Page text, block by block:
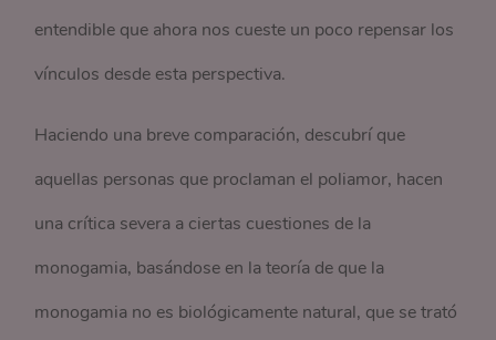
entendible que ahora nos cueste un poco repensar los
vínculos desde esta perspectiva.
Haciendo una breve comparación, descubrí que
aquellas personas que proclaman el poliamor, hacen
una crítica severa a ciertas cuestiones de la
monogamia, basándose en la teoría de que la
monogamia no es biológicamente natural, que se trató